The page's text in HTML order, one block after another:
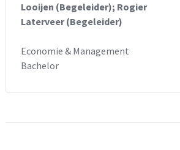
Looijen (Begeleider); Rogier
Laterveer (Begeleider)
Economie & Management
Bachelor